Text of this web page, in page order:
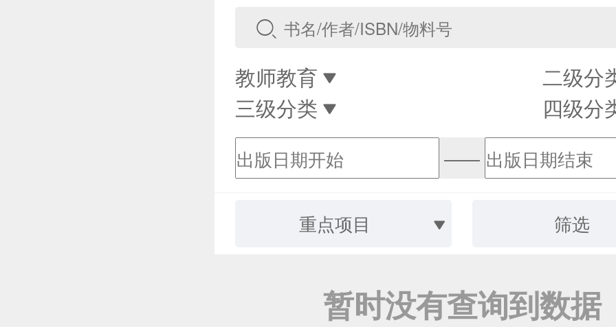
教师教育
二级分
三级分类
四级分
——
重点项目 筛选
暂时没有查询到数据